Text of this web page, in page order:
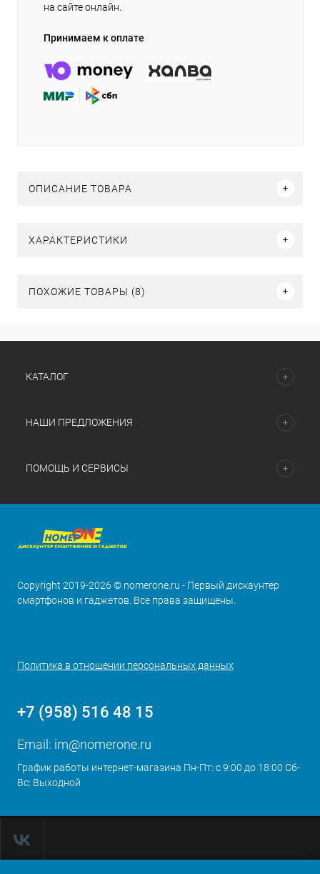
на сайте онлайн.
Принимаем к оплате
ОПИСАНИЕ ТОВАРА
ХАРАКТЕРИСТИКИ
ПОХОЖИЕ ТОВАРЫ (8)
КАТАЛОГ
НАШИ ПРЕДЛОЖЕНИЯ
ПОМОЩЬ И СЕРВИСЫ
Copyright 2019-2026 © nomerone.ru - Первый дискаунтер
смартфонов и гаджетов. Все права защищены.
Политика в отношении персональных данных
+7 (958) 516 48 15
Email: im@nomerone.ru
График работы интернет-магазина Пн-Пт: с 9:00 до 18:00 Сб-
Вс: Выходной